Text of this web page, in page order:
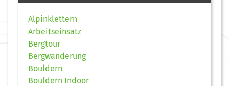
Alpinklettern
Arbeitseinsatz
Bergtour
Bergwanderung
Bouldern
Bouldern Indoor